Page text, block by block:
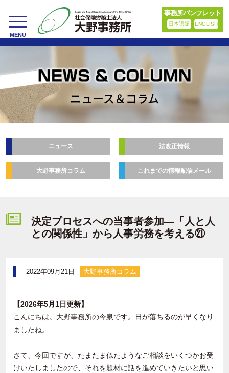
toggle
navigation
MENU
事務所パンフレット
日本語版 ENGLISH
ニュース＆コラム
ニュース 法改正情報
大野事務所コラム これまでの情報配信メール
決定プロセスへの当事者参加―「人と人
との関係性」から人事労務を考える㉑
2022年09月21日 大野事務所コラム
【2026年5月1日更新】
こんにちは。大野事務所の今泉です。日が落ちるのが早くなり
ましたね。
さて、今回ですが、たまたま似たようなご相談をいくつかお受
けいたしましたので、それを題材に話を進めていきたいと思い